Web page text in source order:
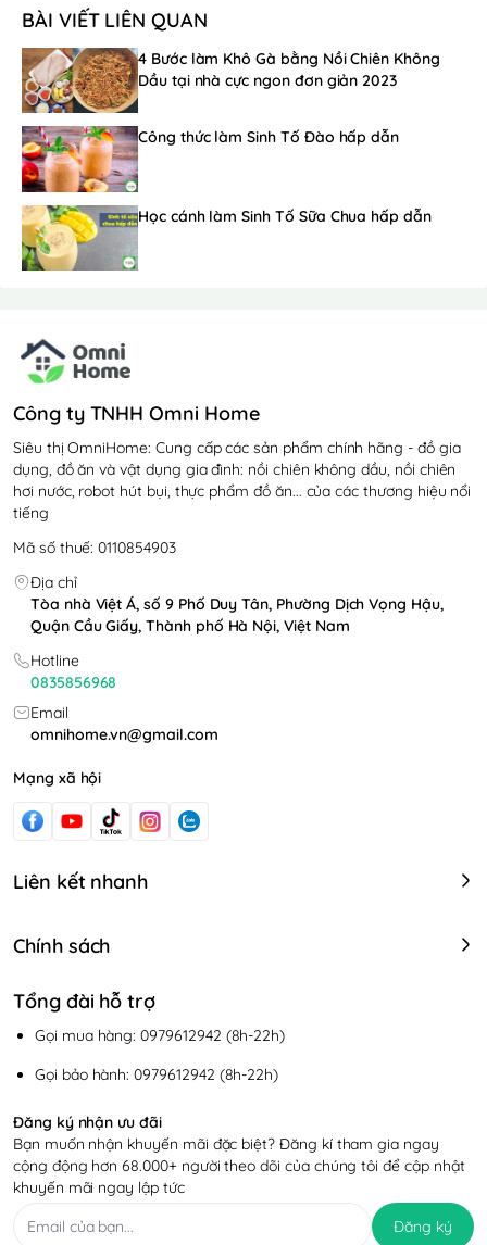
BÀI VIẾT LIÊN QUAN
4 Bước làm Khô Gà bằng Nồi Chiên Không
Dầu tại nhà cực ngon đơn giản 2023
Công thức làm Sinh Tố Đào hấp dẫn
Học cánh làm Sinh Tố Sữa Chua hấp dẫn
Công ty TNHH Omni Home
Siêu thị OmniHome: Cung cấp các sản phẩm chính hãng - đồ gia
dụng, đồ ăn và vật dụng gia đình: nồi chiên không dầu, nồi chiên
hơi nước, robot hút bụi, thực phẩm đồ ăn... của các thương hiệu nổi
tiếng
Mã số thuế: 0110854903
Địa chỉ
Tòa nhà Việt Á, số 9 Phố Duy Tân, Phường Dịch Vọng Hậu,
Quận Cầu Giấy, Thành phố Hà Nội, Việt Nam
Hotline
0835856968
Email
omnihome.vn@gmail.com
Mạng xã hội
Liên kết nhanh
Chính sách
Tổng đài hỗ trợ
Gọi mua hàng: 0979612942 (8h-22h)
Gọi bảo hành: 0979612942 (8h-22h)
Đăng ký nhận ưu đãi
Bạn muốn nhận khuyến mãi đặc biệt? Đăng kí tham gia ngay
cộng động hơn 68.000+ người theo dõi của chúng tôi để cập nhật
khuyến mãi ngay lập tức
Đăng ký